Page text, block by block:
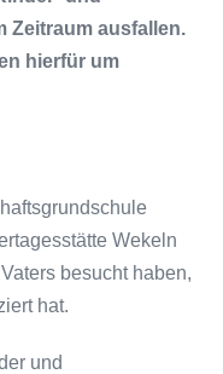
Zeitraum ausfallen.
hierfür um
Wekeln
besucht haben,
hat.
und